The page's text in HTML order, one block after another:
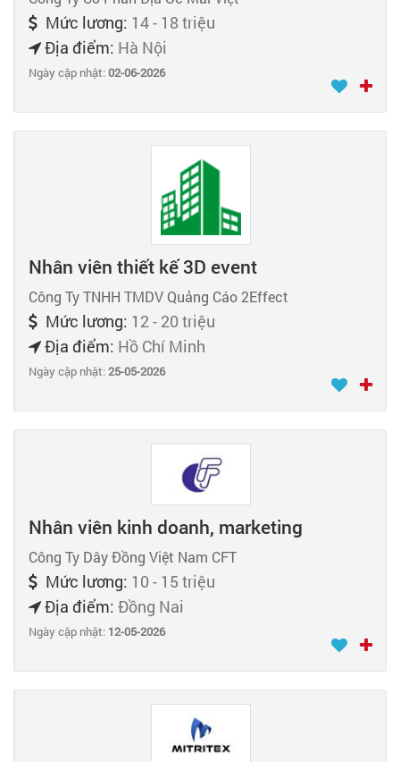
Mức lương: 14 - 18 triệu
Địa điểm: Hà Nội
Ngày cập nhật:02-06-2026
Nhân viên thiết kế 3D event
Công Ty TNHH TMDV Quảng Cáo 2Effect
Mức lương: 12 - 20 triệu
Địa điểm: Hồ Chí Minh
Ngày cập nhật:25-05-2026
Nhân viên kinh doanh, marketing
Công Ty Dây Đồng Việt Nam CFT
Mức lương: 10 - 15 triệu
Địa điểm: Đồng Nai
Ngày cập nhật: 12-05-2026